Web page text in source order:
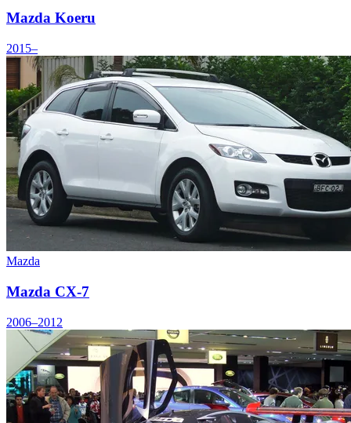
Mazda Koeru
2015–
Mazda
Mazda CX-7
2006–2012